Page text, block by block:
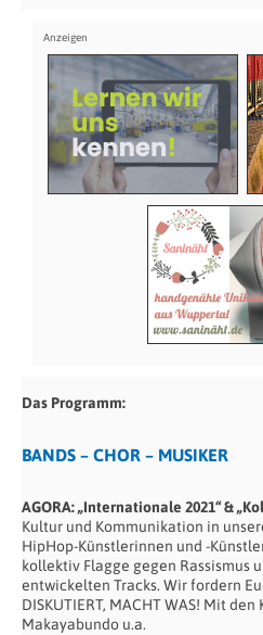
Das Programm:
BANDS – CHOR – MUSIKER
AGORA: „Internationale 2021“ &
Kultur und Kommunikation in
HipHop-Künstlerinnen und -
kollektiv Flagge gegen Rassismus
entwickelten Tracks. Wir fordern
DISKUTIERT, MACHT WAS! Mit
Makayabundo u.a.